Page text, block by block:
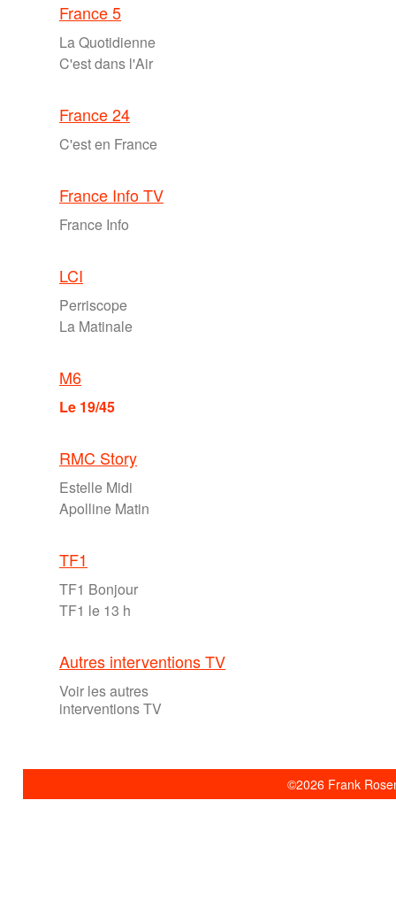
France 5
La Quotidienne
C'est dans l'Air
France 24
C'est en France
France Info TV
France Info
LCI
Perriscope
La Matinale
M6
Le 19/45
RMC Story
Estelle Midi
Apolline Matin
TF1
TF1 Bonjour
TF1 le 13 h
Autres interventions TV
Voir les autres
interventions TV
©2026 Frank